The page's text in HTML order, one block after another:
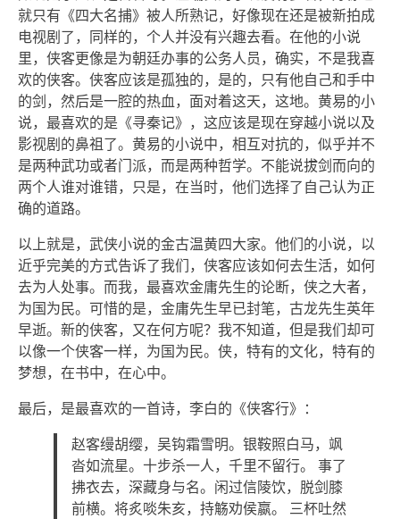
就只有《四大名捕》被人所熟记，好像现在还是被新拍成
电视剧了，同样的，个人并没有兴趣去看。在他的小说
里，侠客更像是为朝廷办事的公务人员，确实，不是我喜
欢的侠客。侠客应该是孤独的，是的，只有他自己和手中
的剑，然后是一腔的热血，面对着这天，这地。黄易的小
说，最喜欢的是《寻秦记》，这应该是现在穿越小说以及
影视剧的鼻祖了。黄易的小说中，相互对抗的，似乎并不
是两种武功或者门派，而是两种哲学。不能说拔剑而向的
两个人谁对谁错，只是，在当时，他们选择了自己认为正
确的道路。
以上就是，武侠小说的金古温黄四大家。他们的小说，以
近乎完美的方式告诉了我们，侠客应该如何去生活，如何
去为人处事。而我，最喜欢金庸先生的论断，侠之大者，
为国为民。可惜的是，金庸先生早已封笔，古龙先生英年
早逝。新的侠客，又在何方呢？我不知道，但是我们却可
以像一个侠客一样，为国为民。侠，特有的文化，特有的
梦想，在书中，在心中。
最后，是最喜欢的一首诗，李白的《侠客行》：
赵客缦胡缨，吴钩霜雪明。银鞍照白马，飒
沓如流星。十步杀一人，千里不留行。 事了
拂衣去，深藏身与名。闲过信陵饮，脱剑膝
前横。将炙啖朱亥，持觞劝侯嬴。 三杯吐然